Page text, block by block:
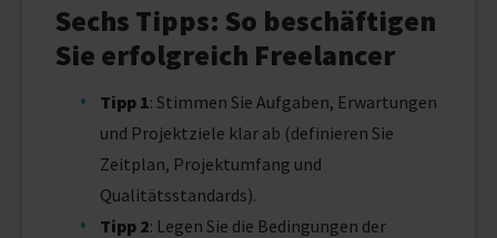
Sechs Tipps: So beschäftigen
Sie erfolgreich Freelancer
Tipp 1: Stimmen Sie Aufgaben, Erwartungen
und Projektziele klar ab (definieren Sie
Zeitplan, Projektumfang und
Qualitätsstandards).
Tipp 2: Legen Sie die Bedingungen der